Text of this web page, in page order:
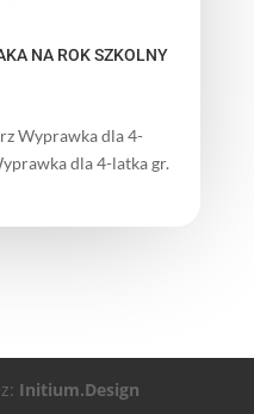
NA ROK SZKOLNY
Wyprawka dla 4-
dla 4-latka gr.
Initium.Design